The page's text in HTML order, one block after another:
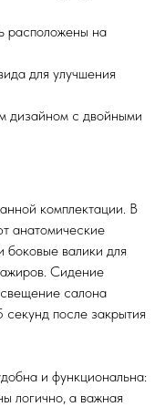
расположены на
для улучшения
дизайном с двойными
комплектации. В
анатомические
боковые валики для
Сидение
салона
после закрытия
и функциональна:
логично, а важная